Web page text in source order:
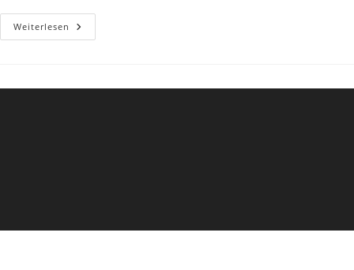
Weiterlesen Kakaoschalen
–